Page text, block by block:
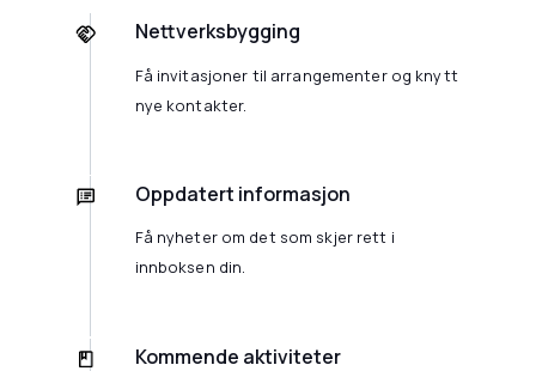
Nettverksbygging
Få invitasjoner til arrangementer og knytt
nye kontakter.
Oppdatert informasjon
Få nyheter om det som skjer rett i
innboksen din.
Kommende aktiviteter